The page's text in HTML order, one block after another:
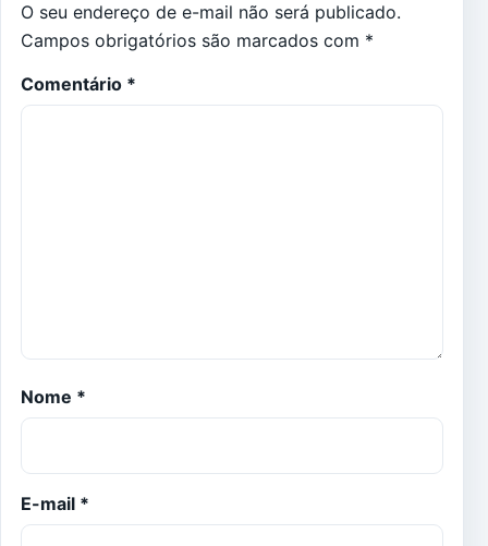
O seu endereço de e-mail não será publicado.
Campos obrigatórios são marcados com *
Comentário *
Nome *
E-mail *